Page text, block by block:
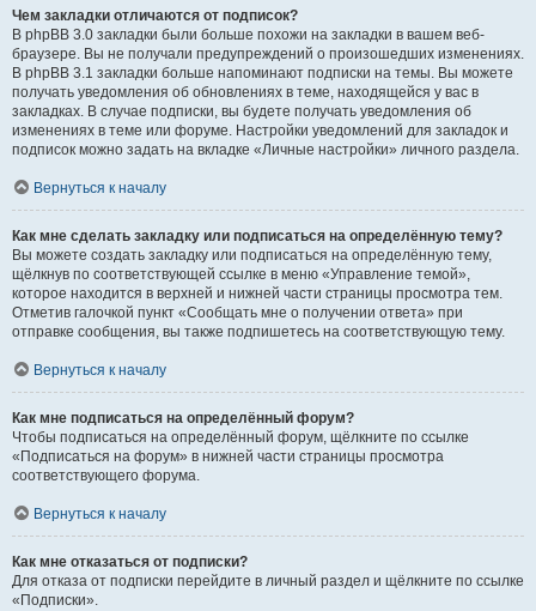
Чем закладки отличаются от подписок?
В phpBB 3.0 закладки были больше похожи на закладки в вашем веб-
браузере. Вы не получали предупреждений о произошедших изменениях.
В phpBB 3.1 закладки больше напоминают подписки на темы. Вы можете
получать уведомления об обновлениях в теме, находящейся у вас в
закладках. В случае подписки, вы будете получать уведомления об
изменениях в теме или форуме. Настройки уведомлений для закладок и
подписок можно задать на вкладке «Личные настройки» личного раздела.
Вернуться к началу
Как мне сделать закладку или подписаться на определённую тему?
Вы можете создать закладку или подписаться на определённую тему,
щёлкнув по соответствующей ссылке в меню «Управление темой»,
которое находится в верхней и нижней части страницы просмотра тем.
Отметив галочкой пункт «Сообщать мне о получении ответа» при
отправке сообщения, вы также подпишетесь на соответствующую тему.
Вернуться к началу
Как мне подписаться на определённый форум?
Чтобы подписаться на определённый форум, щёлкните по ссылке
«Подписаться на форум» в нижней части страницы просмотра
соответствующего форума.
Вернуться к началу
Как мне отказаться от подписки?
Для отказа от подписки перейдите в личный раздел и щёлкните по ссылке
«Подписки».